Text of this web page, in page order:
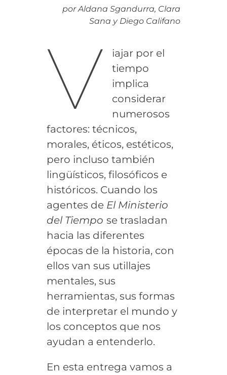
porAldana Sgandurra, Clara
Sana y Diego Califano
V
iajar por el
tiempo
implica
considerar
numerosos
factores: técnicos,
morales, éticos, estéticos,
pero incluso también
lingüísticos, filosóficos e
históricos. Cuando los
agentes de El Ministerio
del Tiempo se trasladan
hacia las diferentes
épocas de la historia, con
ellos van sus utillajes
mentales, sus
herramientas, sus formas
de interpretar el mundo y
los conceptos que nos
ayudan a entenderlo.
En esta entrega vamos a